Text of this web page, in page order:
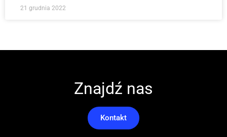
21 grudnia 2022
Znajdź nas
Kontakt